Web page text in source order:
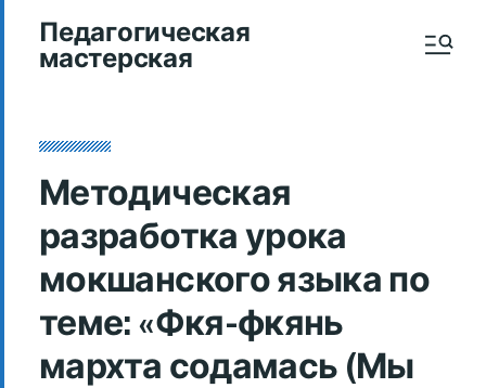
Педагогическая
мастерская
Методическая
разработка урока
мокшанского языка по
теме: «Фкя-фкянь
мархта содамась (Мы